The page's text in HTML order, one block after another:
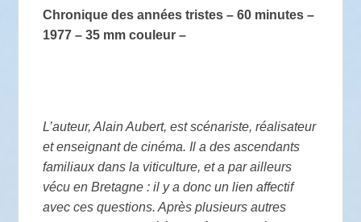
Chronique des années tristes – 60 minutes –
1977 – 35 mm couleur –
L’auteur, Alain Aubert, est scénariste, réalisateur
et enseignant de cinéma. Il a des ascendants
familiaux dans la viticulture, et a par ailleurs
vécu en Bretagne : il y a donc un lien affectif
avec ces questions. Après plusieurs autres